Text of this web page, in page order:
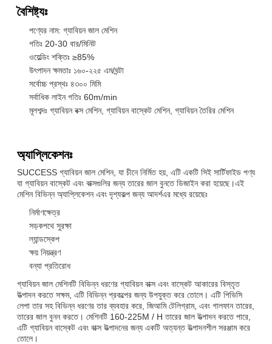
বৈশিষ্ট্যঃ
পণ্যের নাম: গ্যাবিয়ন জাল মেশিন
গতিঃ 20-30 বার/মিনিট
ওয়েল্ডিং শক্তিঃ ≥85%
উৎপাদন ক্ষমতাঃ ১৬০-২২৫ এম/ঘন্টা
সর্বোচ্চ প্রস্থঃ ৪৩০০ মিমি
সর্বাধিক লাইন গতিঃ 60m/min
মূলশব্দঃ গ্যাবিয়ন বক্স মেশিন, গ্যাবিয়ন বাস্কেট মেশিন, গ্যাবিয়ন তৈরির মেশিন
অ্যাপ্লিকেশনঃ
SUCCESS গ্যাবিয়ন জাল মেশিন, যা চীনে নির্মিত হয়, এটি একটি সিই সার্টিফাইড পণ্য
যা গ্যাবিয়ন বাস্কেট এবং বাক্সগুলির জন্য তারের জাল বুনতে ডিজাইন করা হয়েছে।এই
মেশিন বিভিন্ন অ্যাপ্লিকেশন এবং দৃশ্যকল্প জন্য আদর্শএর মধ্যে রয়েছেঃ
নির্মাণক্ষেত্র
সড়কপথে সুরক্ষা
ল্যান্ডস্কেপ
ক্ষয় নিয়ন্ত্রণ
বন্যা প্রতিরোধ
গ্যাবিয়ন জাল মেশিনটি বিভিন্ন ধরণের গ্যাবিয়ন বাক্স এবং বাস্কেট আকারের বিস্তৃত
উত্পাদন করতে সক্ষম, এটি বিভিন্ন প্রকল্পের জন্য উপযুক্ত করে তোলে। এটি পিভিসি
লেপা তার সহ বিভিন্ন ধরণের তার ব্যবহার করে, জিআমি টেলিগ্রাম, এবং গালফান তারের,
তারের জাল বুনন করতে। মেশিনটি 160-225M / H তারের জাল উত্পাদন করতে পারে,
এটি গ্যাবিয়ন বাস্কেট এবং বাক্স উত্পাদনের জন্য একটি অত্যন্ত উত্পাদনশীল সরঞ্জাম করে
তোলে।